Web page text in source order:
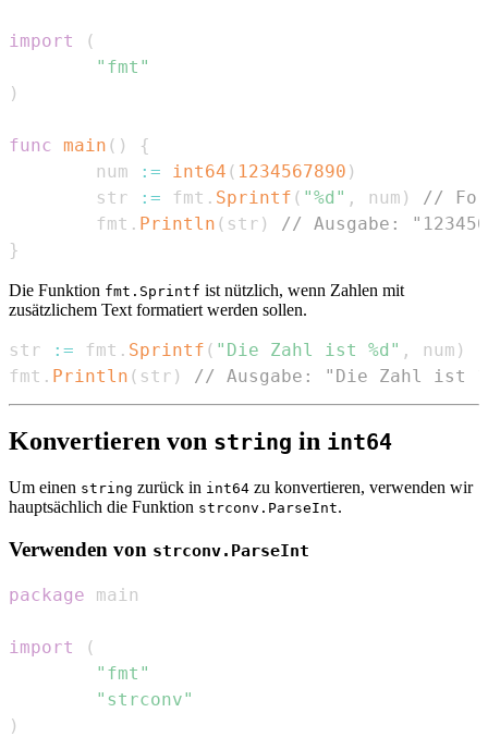
import
(
"fmt"
)
func main ( )
{
        num
:= int64 ( 1234567890 )
        str
:= fmt . Sprintf ( "%d" , num )
//
        fmt
. Println ( str )
// Ausgabe:
}
Die Funktion fmt.Sprintf ist nützlich, wenn Zahlen mit
zusätzlichem Text formatiert werden sollen.
str := fmt . Sprintf ( "Die Zahl ist %d" , num )
fmt . Println ( str ) // Ausgabe: "Die Zahl ist
Konvertieren von string in int64
Um einen string zurück in int64 zu konvertieren, verwenden wir
hauptsächlich die Funktion strconv.ParseInt.
Verwenden von strconv.ParseInt
package
import
(
"fmt"
"strconv"
)